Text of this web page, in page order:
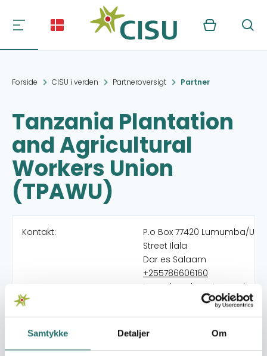
Samtykke Detaljer Om
Kurv Søg
Forside CISU i verden Partneroversigt Partner
Tanzania Plantation
and Agricultural
Workers Union
(TPAWU)
Kontakt:
P.o Box 77420 Lumumba/
Street Ilala
Dar es Salaam
+255786606160
Organisation: FIC